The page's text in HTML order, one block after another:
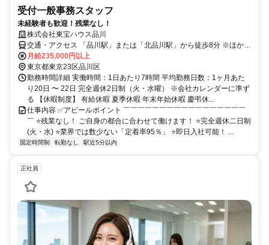
受付一般事務スタッフ
未経験者も歓迎！残業なし！
株式会社東宝ハウス品川
交通・アクセス 「品川駅」または「北品川駅」から徒歩8分 ※ほか、
天王洲アイル、新馬場、高輪台、高輪ゲートウェイ、大崎、青物横
丁、泉岳寺などからも徒歩圏内です。
月給235,000円以上
東京都東京23区品川区
勤務時間詳細 実働時間：1日あたり7時間 平均勤務日数：1ヶ月あた
り20日 〜 22日 完全週休2日制（火・水曜） ※会社カレンダーに準ず
る 【休暇制度】 有給休暇 夏季休暇 年末年始休暇 慶弔休...
仕事内容 ✅アピールポイント ￣￣￣￣￣￣￣￣￣￣￣￣￣￣￣￣￣
￣ ⭐残業なし！ ご自身の都合に合わせて働けます！ ⭐完全週休二日制
(火・水) ⭐業界では数少ない「定着率95％」 ⭐即日入社可能！ ...
固定時間制 転勤なし 駅近5分以内
正社員